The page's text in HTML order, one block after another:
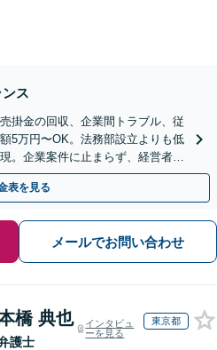
ス
掛金の回収、企業間トラブル、従
5万円〜OK。法務部設立よりも低
。企業案件に止まらず、経営者の
横浜駅徒歩5分】
表を見る
メールでお問い合わせ
橋 典也
護士
インタビュ
ーを見る
東京都